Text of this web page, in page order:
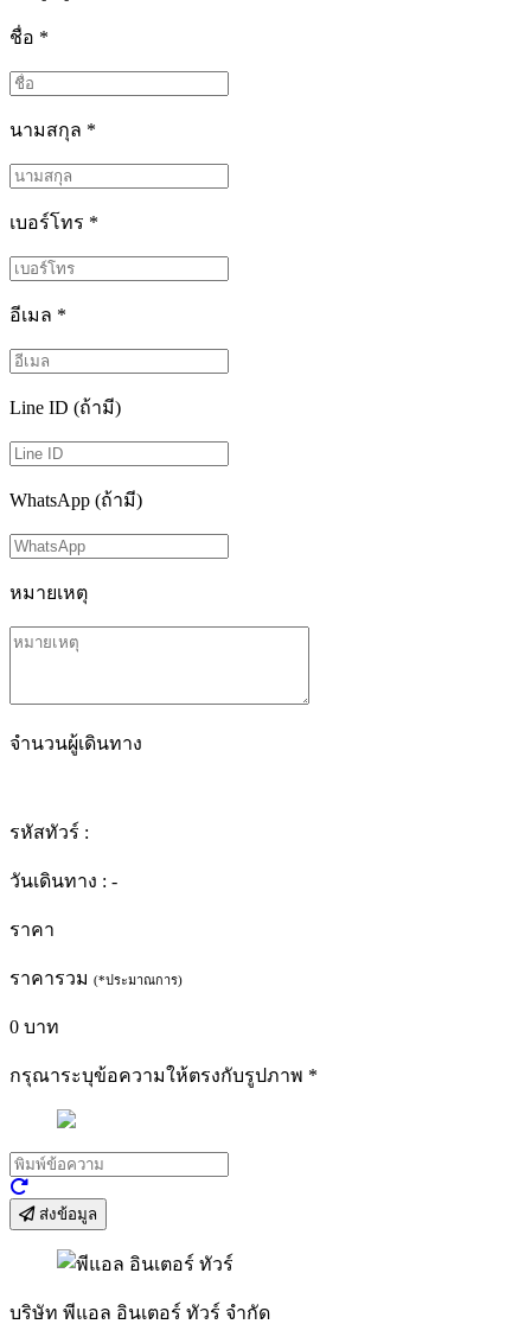
ชื่อ *
นามสกุล *
เบอร์โทร *
อีเมล *
Line ID (ถ้ามี)
WhatsApp (ถ้ามี)
หมายเหตุ
จำนวนผู้เดินทาง
รหัสทัวร์ :
วันเดินทาง : -
ราคา
ราคารวม (*ประมาณการ)
0 บาท
กรุณาระบุข้อความให้ตรงกับรูปภาพ *
ส่งข้อมูล
บริษัท พีแอล อินเตอร์ ทัวร์ จำกัด